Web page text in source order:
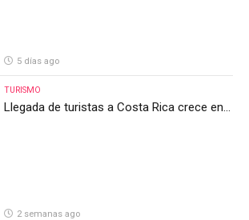
5 días ago
TURISMO
Llegada de turistas a Costa Rica crece en
2 semanas ago